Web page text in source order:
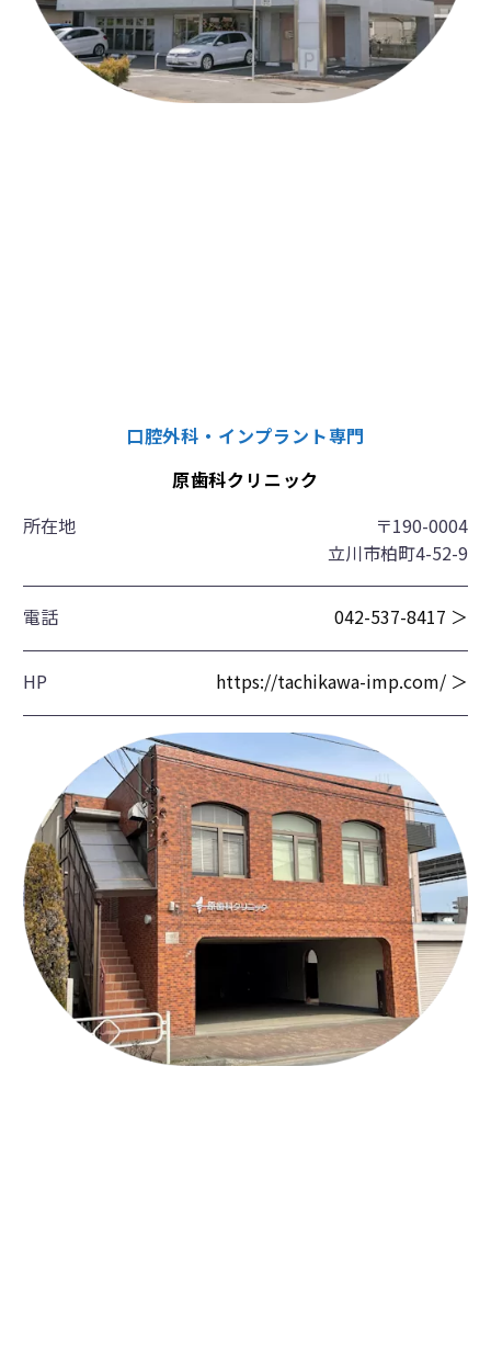
口腔外科・インプラント専門
原歯科クリニック
所在地
〒190-0004
立川市柏町4-52-9
電話 042-537-8417 ＞
HP https://tachikawa-imp.com/ ＞